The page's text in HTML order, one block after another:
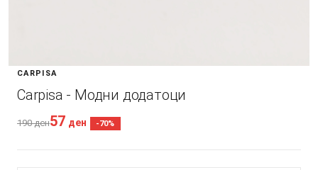
CARPISA
Carpisa - Модни додатоци
190ден57 ден -70%